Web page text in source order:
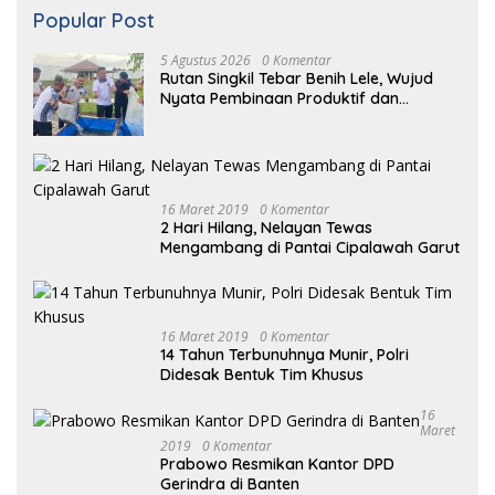
Popular Post
5 Agustus 2026 0 Komentar
Rutan Singkil Tebar Benih Lele, Wujud
Nyata Pembinaan Produktif dan
16 Maret 2019 0 Komentar
2 Hari Hilang, Nelayan Tewas
Mengambang di Pantai Cipalawah Garut
16 Maret 2019 0 Komentar
14 Tahun Terbunuhnya Munir, Polri
Didesak Bentuk Tim Khusus
16
Maret
2019 0 Komentar
Prabowo Resmikan Kantor DPD
Gerindra di Banten